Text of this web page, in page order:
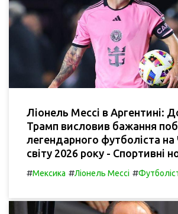
Ліонель Мессі в Аргентині:
Трамп висловив бажання
легендарного футболіста на
світу 2026 року - Спортивні
#Мексика #Ліонель Мессі #